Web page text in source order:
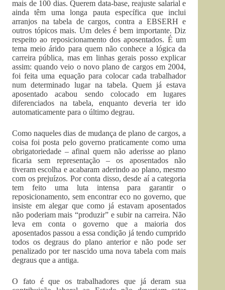
mais de 100 dias. Querem data-base, reajuste salarial e
ainda têm uma longa pauta específica que inclui
arranjos na tabela de cargos, contra a EBSERH e
outros tópicos mais. Um deles é bem importante. Diz
respeito ao reposicionamento dos aposentados. É um
tema meio árido para quem não conhece a lógica da
carreira pública, mas em linhas gerais posso explicar
assim: quando veio o novo plano de cargos em 2004,
foi feita uma equação para colocar cada trabalhador
num determinado lugar na tabela. Quem já estava
aposentado acabou sendo colocado em lugares
diferenciados na tabela, enquanto deveria ter ido
automaticamente para o último degrau.
Como naqueles dias de mudança de plano de cargos, a
coisa foi posta pelo governo praticamente como uma
obrigatoriedade – afinal quem não aderisse ao plano
ficaria sem representação – os aposentados não
tiveram escolha e acabaram aderindo ao plano, mesmo
com os prejuízos. Por conta disso, desde aí a categoria
tem feito uma luta intensa para garantir o
reposicionamento, sem encontrar eco no governo, que
insiste em alegar que como já estavam aposentados
não poderiam mais “produzir” e subir na carreira. Não
leva em conta o governo que a maioria dos
aposentados passou a essa condição já tendo cumprido
todos os degraus do plano anterior e não pode ser
penalizado por ter nascido uma nova tabela com mais
degraus que a antiga.
O fato é que os trabalhadores que já deram sua